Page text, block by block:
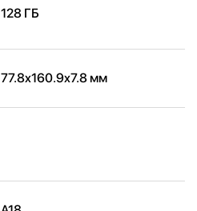
128 ГБ
77.8x160.9x7.8 мм